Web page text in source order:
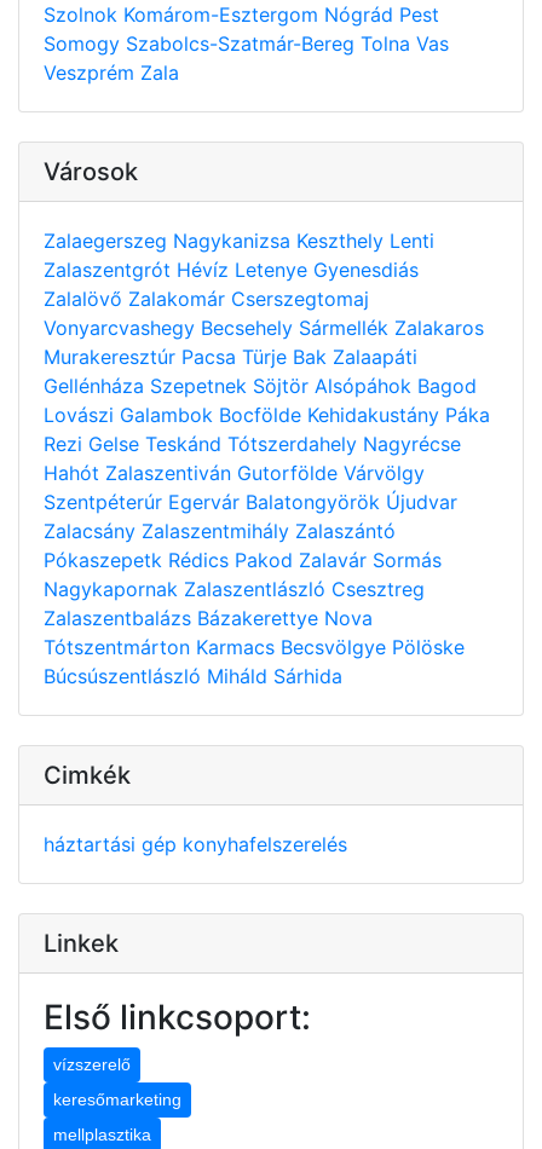
Szolnok Komárom-Esztergom Nógrád Pest
Somogy Szabolcs-Szatmár-Bereg Tolna Vas
Veszprém Zala
Városok
Zalaegerszeg Nagykanizsa Keszthely Lenti
Zalaszentgrót Hévíz Letenye Gyenesdiás
Zalalövő Zalakomár Cserszegtomaj
Vonyarcvashegy Becsehely Sármellék Zalakaros
Murakeresztúr Pacsa Türje Bak Zalaapáti
Gellénháza Szepetnek Söjtör Alsópáhok Bagod
Lovászi Galambok Bocfölde Kehidakustány Páka
Rezi Gelse Teskánd Tótszerdahely Nagyrécse
Hahót Zalaszentiván Gutorfölde Várvölgy
Szentpéterúr Egervár Balatongyörök Újudvar
Zalacsány Zalaszentmihály Zalaszántó
Pókaszepetk Rédics Pakod Zalavár Sormás
Nagykapornak Zalaszentlászló Csesztreg
Zalaszentbalázs Bázakerettye Nova
Tótszentmárton Karmacs Becsvölgye Pölöske
Búcsúszentlászló Miháld Sárhida
Cimkék
háztartási gép konyhafelszerelés
Linkek
Első linkcsoport:
vízszerelő
keresőmarketing
mellplasztika